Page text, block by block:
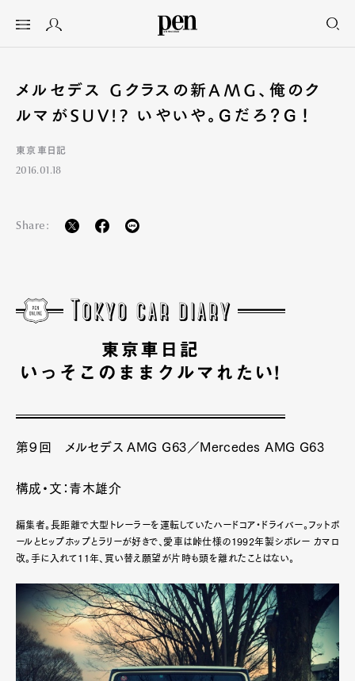
メルセデス Gクラスの新AMG、俺のク
ルマがSUV!? いやいや。Ｇだろ？Ｇ！
東京車日記
2016.01.18
Share:
第９回 メルセデス AMG G63／Mercedes AMG G63
構成・文：青木雄介
編集者。長距離で大型トレーラーを運転していたハードコア・ドライバー。フットボ
ールとヒップホップとラリーが好きで、愛車は峠仕様の1992年製シボレー カマロ
改。手に入れて11年、買い替え願望が片時も頭を離れたことはない。